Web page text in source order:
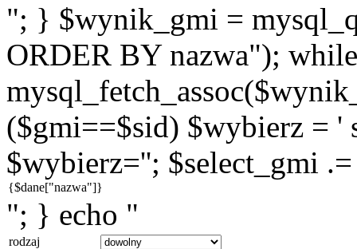
"; } $wynik_gmi =
ORDER BY nazwa");
($gmi==$sid) $wybierz = '
$wybierz=''; $select_gmi
"; } echo "
rodzaj